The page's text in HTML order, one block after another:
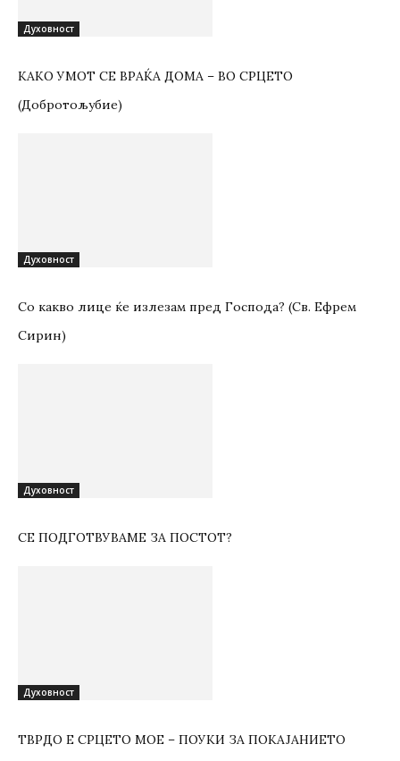
Духовност
КАКО УМОТ СЕ ВРАЌА ДОМА – ВО СРЦЕТО
(Добротољубие)
Духовност
Со какво лице ќе излезам пред Господа? (Св. Ефрем
Сирин)
Духовност
СЕ ПОДГОТВУВАМЕ ЗА ПОСТОТ?
Духовност
ТВРДО Е СРЦЕТО МОЕ – ПОУКИ ЗА ПОКАЈАНИЕТО